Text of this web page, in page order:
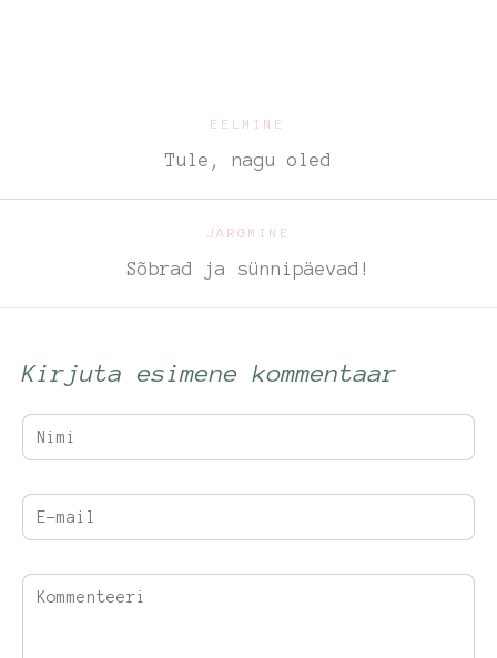
EELMINE
Tule, nagu oled
JÄRGMINE
Sõbrad ja sünnipäevad!
Kirjuta esimene kommentaar